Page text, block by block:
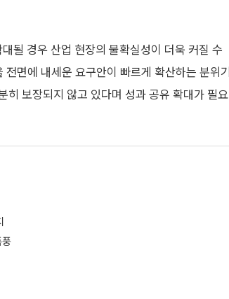
될 경우 산업 현장의 불확실성이 더욱 커질 수
전면에 내세운 요구안이 빠르게 확산하는 분위기
히 보장되지 않고 있다며 성과 공유 확대가 필요